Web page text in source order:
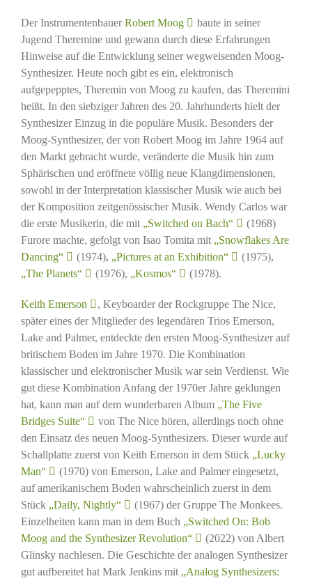
Der InstrumentenbauerRobert Moog
baute in seiner
Jugend Theremine und gewann durch diese Erfahrungen
Hinweise auf die Entwicklung seiner wegweisenden Moog-
Synthesizer. Heute noch gibt es ein, elektronisch
aufgepepptes, Theremin von Moog zu kaufen, das Theremini
heißt. In den siebziger Jahren des 20. Jahrhunderts hielt der
Synthesizer Einzug in die populäre Musik. Besonders der
Moog-Synthesizer, der von Robert Moog im Jahre 1964 auf
den Markt gebracht wurde, veränderte die Musik hin zum
Sphärischen und eröffnete völlig neue Klangdimensionen,
sowohl in der Interpretation klassischer Musik wie auch bei
der Komposition zeitgenössischer Musik. Wendy Carlos war
die erste Musikerin, die mit „Switched on Bach“
(1968)
Furore machte, gefolgt von Isao Tomita mit „Snowflakes Are
Dancing“
(1974), „Pictures at an Exhibition“
(1975),
„The Planets“
(1976), „Kosmos“ (1978).
Keith Emerson
, Keyboarder der Rockgruppe The Nice,
später eines der Mitglieder des legendären Trios Emerson,
Lake and Palmer, entdeckte den ersten Moog-Synthesizer auf
britischem Boden im Jahre 1970. Die Kombination
klassischer und elektronischer Musik war sein Verdienst. Wie
gut diese Kombination Anfang der 1970er Jahre geklungen
hat, kann man auf dem wunderbaren Album „The Five
Bridges Suite“
von The Nice hören, allerdings noch ohne
den Einsatz des neuen Moog-Synthesizers. Dieser wurde auf
Schallplatte zuerst von Keith Emerson in dem Stück „Lucky
Man“
(1970) von Emerson, Lake and Palmer eingesetzt,
auf amerikanischem Boden wahrscheinlich zuerst in dem
Stück „Daily, Nightly“
(1967) der Gruppe The Monkees.
Einzelheiten kann man in dem Buch „Switched On: Bob
Moog and the Synthesizer Revolution“
(2022) von Albert
Glinsky nachlesen. Die Geschichte der analogen Synthesizer
gut aufbereitet hat Mark Jenkins mit „Analog Synthesizers: